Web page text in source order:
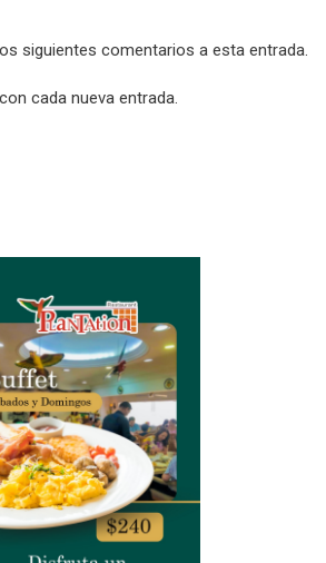
siguientes comentarios a esta entrada.
cada nueva entrada.